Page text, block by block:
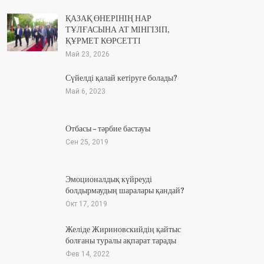
ҚАЗАҚ ӨНЕРІНІҢ НАР
ТҰЛҒАСЫНА АТ МІНГІЗІП,
ҚҰРМЕТ КӨРСЕТТІ
Май 23, 2026
Сүйелді қалай кетіруге болады?
Май 6, 2023
Отбасы – тәрбие бастауы
Сен 25, 2019
Эмоционалдық күйреуді
болдырмаудың шаралары қандай?
Окт 17, 2019
Желіде Жириновскийдің қайтыс
болғаны туралы ақпарат тарады
Фев 14, 2022